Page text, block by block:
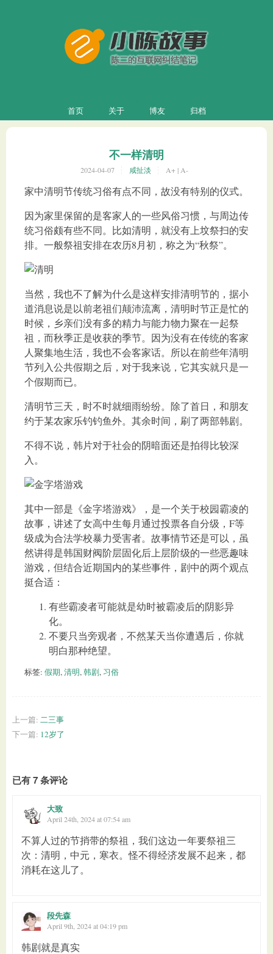
首页 关于 博友 归档
不一样清明
2024-04-07 咸扯淡 A+ |A-
家中清明节传统习俗有点不同，故没有特别的仪式。
因为家里保留的是客家人的一些风俗习惯，与周边传
统习俗颇有些不同。比如清明，就没有上坟祭扫的安
排。一般祭祖安排在农历8月初，称之为“秋祭”。
当然，我也不了解为什么是这样安排清明节的，据小
道消息说是以前老祖们颠沛流离，清明时节正是忙的
时候，乡亲们没有多的精力与能力物力聚在一起祭
祖，而秋季正是收获的季节。因为没有在传统的客家
人聚集地生活，我也不会客家话。所以在前些年清明
节列入公共假期之后，对于我来说，它其实就只是一
个假期而已。
清明节三天，时不时就细雨纷纷。除了首日，和朋友
约于某农家乐钓钓鱼外。其余时间，刷了两部韩剧。
不得不说，韩片对于社会的阴暗面还是拍得比较深
入。
其中一部是《金字塔游戏》，是一个关于校园霸凌的
故事，讲述了女高中生每月通过投票各自分级，F等
级成为合法学校暴力受害者。故事情节还是可以，虽
然讲得是韩国财阀阶层固化后上层阶级的一些恶趣味
游戏，但结合近期国内的某些事件，剧中的两个观点
挺合适：
有些霸凌者可能就是幼时被霸凌后的阴影异
化。
不要只当旁观者，不然某天当你遭遇后，你就
明白那种绝望。
标签: 假期,清明,韩剧, 习俗
上一篇: 二三事
下一篇: 12岁了
已有 7 条评论
大致
April 24th, 2024 at 07:54 am
不算人过的节捎带的祭祖，我们这边一年要祭祖三
次：清明，中元，寒衣。怪不得经济发展不起来，都
消耗在这儿了。
段先森
April 9th, 2024 at 04:19 pm
韩剧就是真实